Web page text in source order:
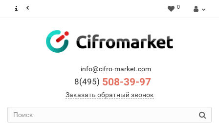
0
info@cifro-market.com
8(495) 508-39-97
Заказать обратный звонок